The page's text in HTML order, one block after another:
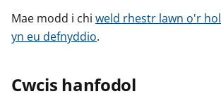
Mae modd i chi weld rhestr lawn o'r
yn eu defnyddio.
Cwcis hanfodol